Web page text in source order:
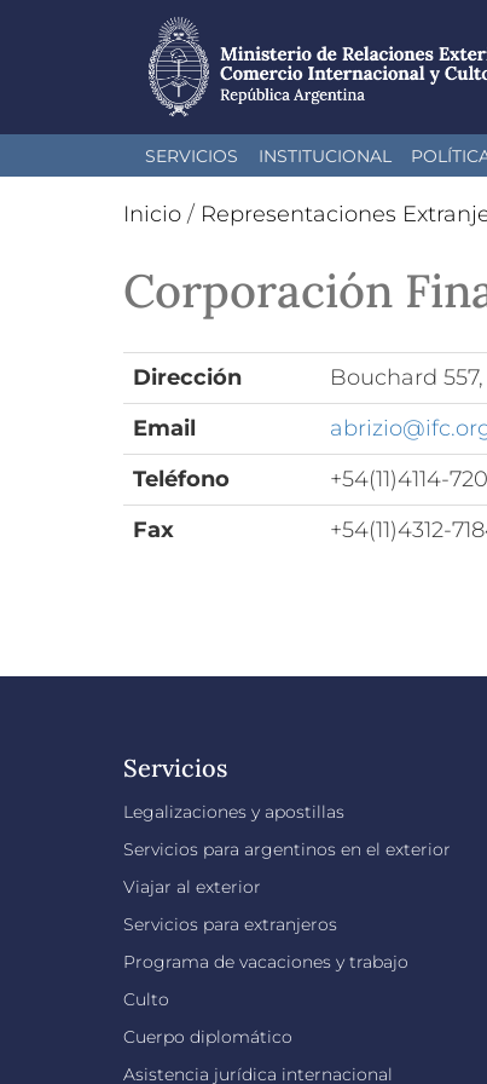
al
SERVICIOS INSTITUCIONAL
Inicio / Representaciones
Corporación
Dirección
Bouchard
Email
Teléfono
+54(11)4114-
Fax
+54(11)4312-
Servicios
Legalizaciones y apostillas
Servicios para argentinos en el exterior
Viajar al exterior
Servicios para extranjeros
Programa de vacaciones y trabajo
Culto
Cuerpo diplomático
Asistencia jurídica internacional